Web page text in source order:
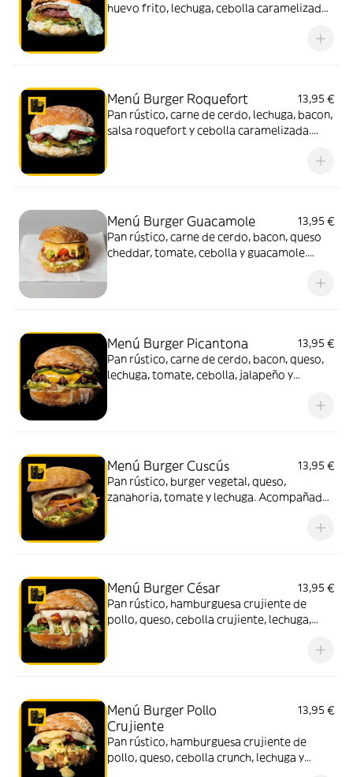
huevo frito, lechuga, cebolla caramelizada
Menú Burger Roquefort
13,95 €
Pan rústico, carne de cerdo, lechuga, bacon,
salsa roquefort y cebolla caramelizada.
Menú Burger Guacamole
13,95 €
Pan rústico, carne de cerdo, bacon, queso
cheddar, tomate, cebolla y guacamole.
Menú Burger Picantona
13,95 €
Pan rústico, carne de cerdo, bacon, queso,
lechuga, tomate, cebolla, jalapeño y
Menú Burger Cuscús
13,95 €
Pan rústico, burger vegetal, queso,
zanahoria, tomate y lechuga. Acompañado
Menú Burger César
13,95 €
Pan rústico, hamburguesa crujiente de
pollo, queso, cebolla crujiente, lechuga,
Menú Burger Pollo
Crujiente
13,95 €
Pan rústico, hamburguesa crujiente de
pollo, queso, cebolla crunch, lechuga y